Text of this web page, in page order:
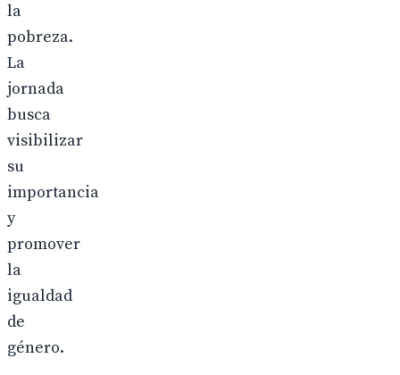
la
pobreza.
La
jornada
busca
visibilizar
su
importancia
y
promover
la
igualdad
de
género.